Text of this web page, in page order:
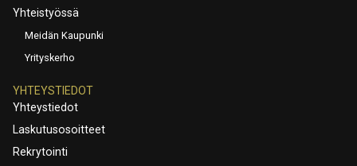
Yhteistyössä
Meidän Kaupunki
Yrityskerho
YHTEYSTIEDOT
Yhteystiedot
Laskutusosoitteet
Rekrytointi